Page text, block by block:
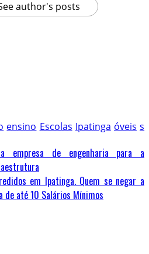
author's posts
ensino Escolas Ipatinga óveis s
empresa de engenharia para a
em Ipatinga. Quem se negar a
até 10 Salários Mínimos